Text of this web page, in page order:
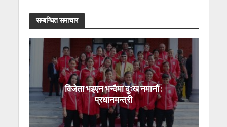
सम्बन्धित समाचार
विजेता भइएन भन्दैमा दुःख नमानौं :
प्रधानमन्त्री